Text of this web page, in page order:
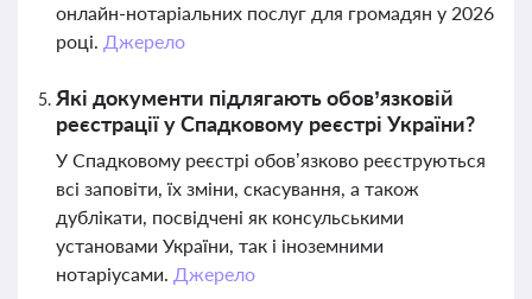
онлайн-нотаріальних послуг для громадян у 2026
році. Джерело
Які документи підлягають обов’язковій
реєстрації у Спадковому реєстрі України?
У Спадковому реєстрі обов’язково реєструються
всі заповіти, їх зміни, скасування, а також
дублікати, посвідчені як консульськими
установами України, так і іноземними
нотаріусами. Джерело